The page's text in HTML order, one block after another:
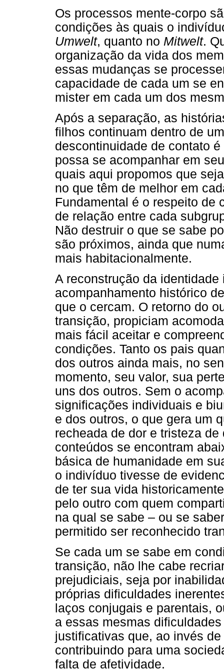
Os processos mente-corpo
condições às quais o
Umwelt, quanto no Mitwelt.
organização da vida dos
essas mudanças se
capacidade de cada um se
mister em cada um dos
Após a separação, as
filhos continuam dentro de
descontinuidade de contato
possa se acompanhar em
quais aqui propomos que
no que têm de melhor em
Fundamental é o respeito de
de relação entre cada
Não destruir o que se sabe
são próximos, ainda que
mais habitacionalmente.
A reconstrução da
acompanhamento histórico
que o cercam. O retorno do
transição, propiciam
mais fácil aceitar e
condições. Tanto os pais
dos outros ainda mais, no
momento, seu valor, sua
uns dos outros. Sem o
significações individuais e
e dos outros, o que gera um
recheada de dor e tristeza
conteúdos se encontram
básica de humanidade em
o indivíduo tivesse de
de ter sua vida
pelo outro com quem
na qual se sabe – ou se
permitido ser reconhecido
Se cada um se sabe em
transição, não lhe cabe
prejudiciais, seja por
próprias dificuldades
laços conjugais e parentais,
a essas mesmas
justificativas que, ao invés
contribuindo para uma
falta de afetividade.